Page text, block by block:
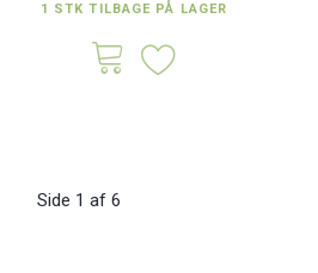
1 STK TILBAGE PÅ LAGER
Side 1 af 6